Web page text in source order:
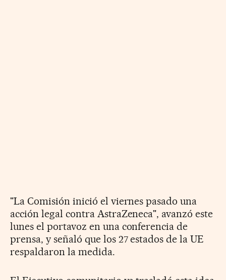
"La Comisión inició el viernes pasado una
acción legal contra AstraZeneca", avanzó este
lunes el portavoz en una conferencia de
prensa, y señaló que los 27 estados de la UE
respaldaron la medida.